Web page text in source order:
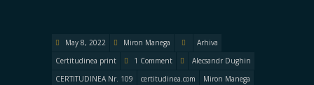
May 8, 2022 Miron Manega
Arhiva
Certitudinea print
1 Comment
Alecsandr Dughin
CERTITUDINEA Nr. 109
certitudinea.com
Miron Manega